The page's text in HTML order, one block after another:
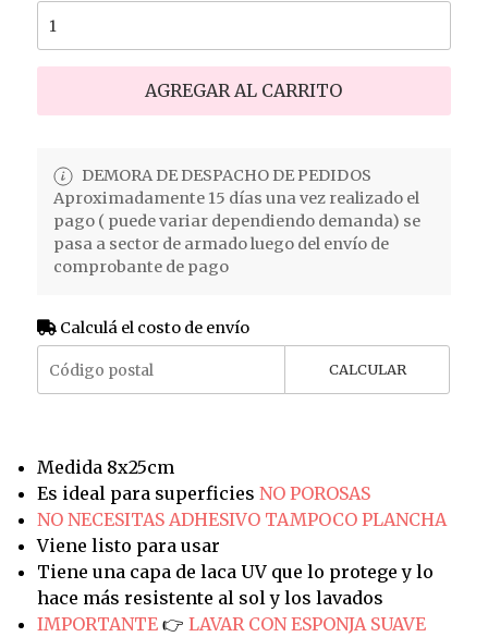
AGREGAR AL CARRITO
DEMORA DE DESPACHO DE PEDIDOS
Aproximadamente 15 días una vez realizado el
pago ( puede variar dependiendo demanda) se
pasa a sector de armado luego del envío de
comprobante de pago
Calculá el costo de envío
CALCULAR
Medida 8x25cm
Es ideal para superficies NO POROSAS
NO NECESITAS ADHESIVO TAMPOCO PLANCHA
Viene listo para usar
Tiene una capa de laca UV que lo protege y lo
hace más resistente al sol y los lavados
IMPORTANTE 👉 LAVAR CON ESPONJA SUAVE